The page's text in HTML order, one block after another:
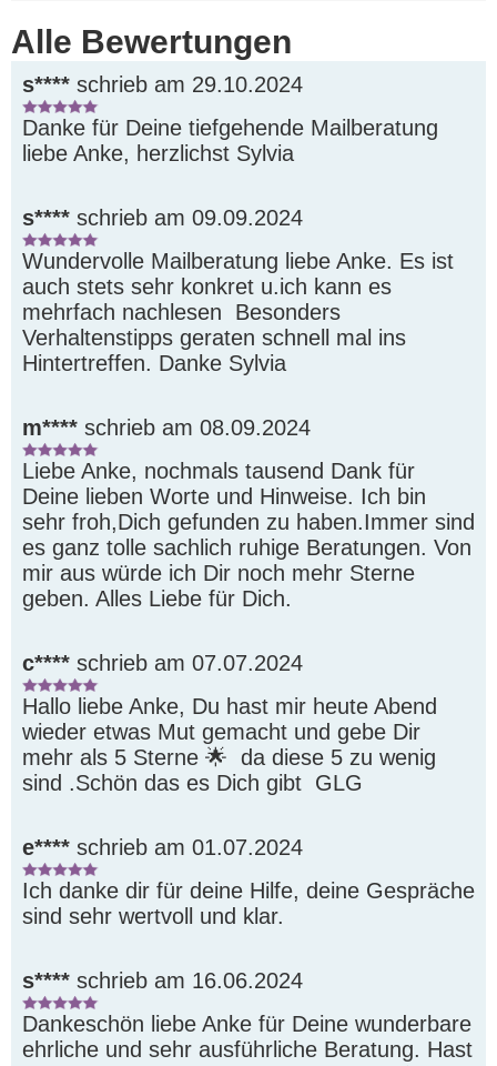
Alle Bewertungen
s**** schrieb am 29.10.2024
Danke für Deine tiefgehende Mailberatung
liebe Anke, herzlichst Sylvia
s**** schrieb am 09.09.2024
Wundervolle Mailberatung liebe Anke. Es ist
auch stets sehr konkret u.ich kann es
mehrfach nachlesen  Besonders
Verhaltenstipps geraten schnell mal ins
Hintertreffen. Danke Sylvia
m**** schrieb am 08.09.2024
Liebe Anke, nochmals tausend Dank für
Deine lieben Worte und Hinweise. Ich bin
sehr froh,Dich gefunden zu haben.Immer sind
es ganz tolle sachlich ruhige Beratungen. Von
mir aus würde ich Dir noch mehr Sterne
geben. Alles Liebe für Dich.
c**** schrieb am 07.07.2024
Hallo liebe Anke, Du hast mir heute Abend
wieder etwas Mut gemacht und gebe Dir
mehr als 5 Sterne 🌟  da diese 5 zu wenig
sind .Schön das es Dich gibt  GLG
e**** schrieb am 01.07.2024
Ich danke dir für deine Hilfe, deine Gespräche
sind sehr wertvoll und klar.
s**** schrieb am 16.06.2024
Dankeschön liebe Anke für Deine wunderbare
ehrliche und sehr ausführliche Beratung. Hast